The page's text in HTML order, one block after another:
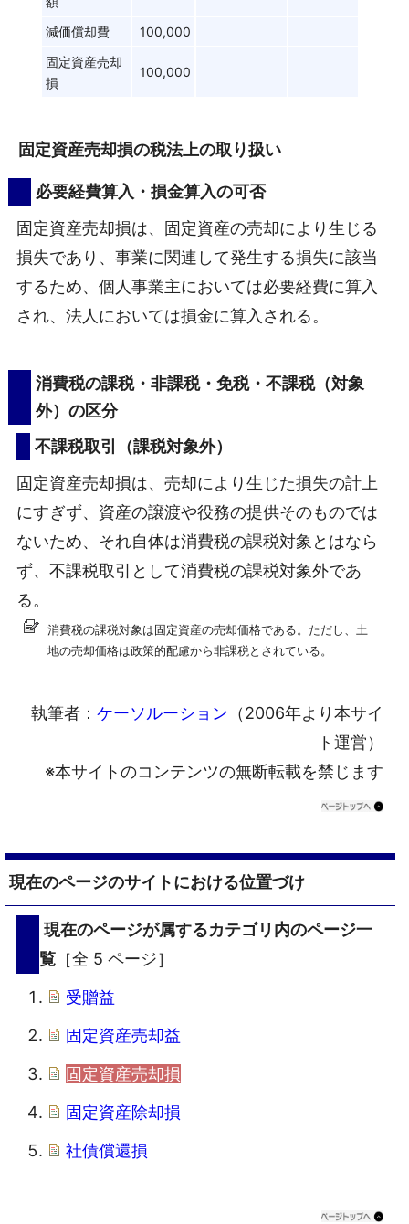
減価償却費
100,000
固定資産売却
損
100,000
固定資産売却損の税法上の取り扱い
必要経費算入・損金算入の可否
固定資産売却損は、固定資産の売却により生じる
損失であり、事業に関連して発生する損失に該当
するため、個人事業主においては必要経費に算入
され、法人においては損金に算入される。
消費税の課税・非課税・免税・不課税（対象
外）の区分
不課税取引（課税対象外）
固定資産売却損は、売却により生じた損失の計上
にすぎず、資産の譲渡や役務の提供そのものでは
ないため、それ自体は消費税の課税対象とはなら
ず、不課税取引として消費税の課税対象外であ
る。
消費税の課税対象は固定資産の売却価格である。ただし、土
地の売却価格は政策的配慮から非課税とされている。
執筆者： ケーソルーション （2006年より本サイ
ト運営）
※本サイトのコンテンツの無断転載を禁じます
現在のページのサイトにおける位置づけ
現在のページが属するカテゴリ内のページ一
覧 ［全 5 ページ］
受贈益
固定資産売却益
固定資産売却損
固定資産除却損
社債償還損